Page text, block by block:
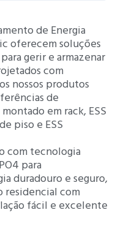
de Energia
oferecem soluções
gerir e armazenar
com
nossos produtos
de
em rack, ESS
piso e ESS
com tecnologia
para
duradouro e seguro,
residencial com
fácil e excelente